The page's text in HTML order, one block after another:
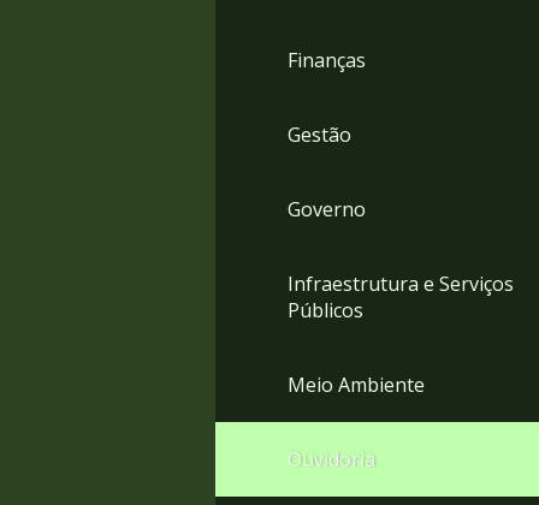
Finanças
Gestão
Governo
Infraestrutura e Serviços
Públicos
Meio Ambiente
Ouvidoria